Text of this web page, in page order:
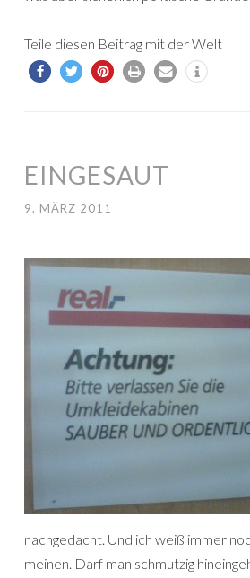
Teile diesen Beitrag mit der Welt
EINGESAUT
9. MÄRZ 2011
nachgedacht. Und ich weiß immer
meinen. Darf man schmutzig